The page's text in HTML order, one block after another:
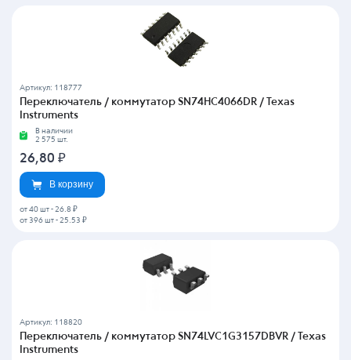
Артикул: 118777
Переключатель / коммутатор SN74HC4066DR / Texas
Instruments
В наличии
2 575 шт.
26,80 ₽
В корзину
от 40 шт - 26.8 ₽
от 396 шт - 25.53 ₽
Артикул: 118820
Переключатель / коммутатор SN74LVC1G3157DBVR / Texas
Instruments